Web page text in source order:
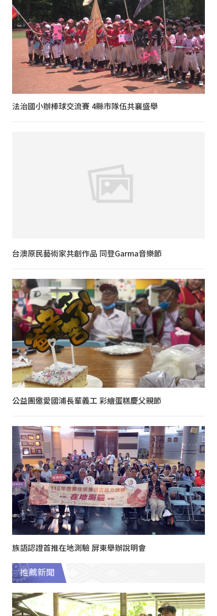
法治國小辦棒球交流賽 4縣市隊伍共襄盛舉
台澳原民藝術家共創作品 同登Garma音樂節
公益團邀愛國浦長輩義工 彩繪蛋糕慶父親節
族語認證首推在地測驗 屏東舉辦說明會
推薦新聞